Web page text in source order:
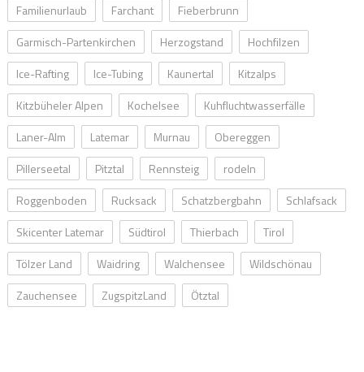
Familienurlaub
Farchant
Fieberbrunn
Garmisch-Partenkirchen
Herzogstand
Hochfilzen
Ice-Rafting
Ice-Tubing Kaunertal
Kitzalps
Kitzbüheler Alpen
Kochelsee
Kuhfluchtwasserfälle
Laner-Alm
Latemar Murnau
Obereggen
Pillerseetal
Pitztal Rennsteig
rodeln
Roggenboden
Rucksack Schatzbergbahn
Schlafsack
Skicenter Latemar
Südtirol Thierbach
Tirol
Tölzer Land
Waidring Walchensee
Wildschönau
Zauchensee
ZugspitzLand Ötztal